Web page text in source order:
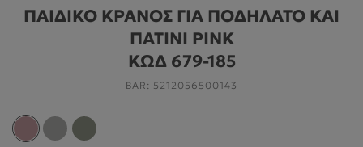
B2B
ΠΑΙΔΙΚΟ ΚΡΑΝΟΣ ΓΙΑ ΠΟΔΗΛΑΤΟ ΚΑΙ
ΠΑΤΙΝΙ PINK
ΚΩΔ 679-185
BAR: 5212056500143